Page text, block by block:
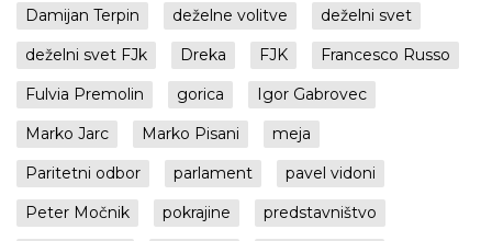
Damijan Terpin
deželne volitve
deželni svet
deželni svet FJk
Dreka FJK
Francesco Russo
Fulvia Premolin
gorica
Igor Gabrovec
Marko Jarc
Marko Pisani
meja
Paritetni odbor
parlament
pavel vidoni
Peter Močnik
pokrajine
predstavništvo